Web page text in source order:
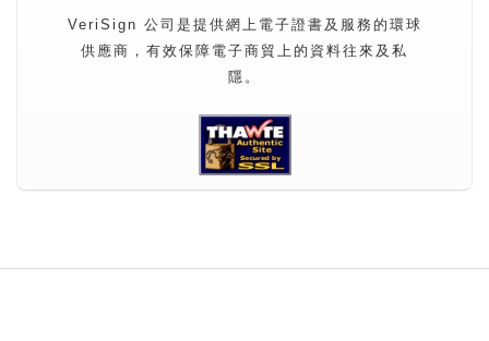
VeriSign 公司是提供網上電子證書及服務的環球
供應商，有效保障電子商貿上的資料往來及私
隱。